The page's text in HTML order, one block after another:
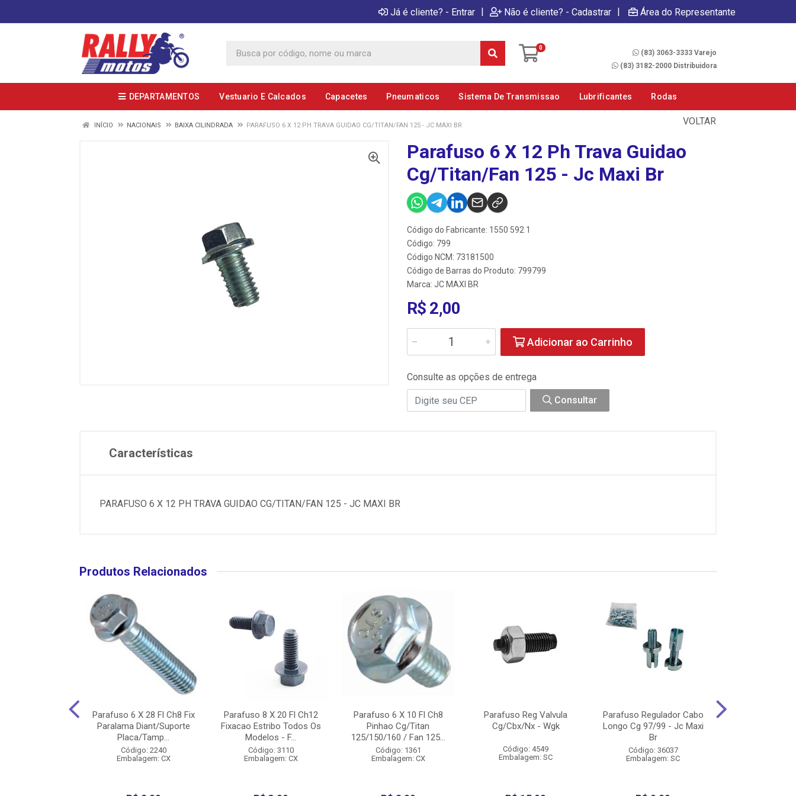
Já é cliente? - Entrar | Não é cliente? - Cadastrar | Área do Representante
0
(83) 3063-3333 Varejo
(83) 3182-2000 Distribuidora
DEPARTAMENTOS Vestuario E Calcados Capacetes Pneumaticos Sistema De Transmissao Lubrificantes Rodas
VOLTAR
INÍCIO NACIONAIS BAIXA CILINDRADA PARAFUSO 6 X 12 PH TRAVA GUIDAO CG/TITAN/FAN 125 - JC MAXI BR
Parafuso 6 X 12 Ph Trava Guidao
Cg/Titan/Fan 125 - Jc Maxi Br
Código do Fabricante: 1550 592 1
Código: 799
Código NCM: 73181500
Código de Barras do Produto: 799799
Marca: JC MAXI BR
R$ 2,00
Adicionar ao Carrinho
Consulte as opções de entrega
Consultar
Características
PARAFUSO 6 X 12 PH TRAVA GUIDAO CG/TITAN/FAN 125 - JC MAXI BR
Produtos Relacionados
Parafuso 6 X 28 Fl Ch8 Fix
Paralama Diant/Suporte
Placa/Tamp...
Código: 2240
Embalagem: CX
Parafuso 8 X 20 Fl Ch12
Fixacao Estribo Todos Os
Modelos - F...
Código: 3110
Embalagem: CX
Parafuso 6 X 10 Fl Ch8
Pinhao Cg/Titan
125/150/160 / Fan 125...
Código: 1361
Embalagem: CX
Parafuso Reg Valvula
Cg/Cbx/Nx - Wgk
Código: 4549
Embalagem: SC
Parafuso Regulador Cabo
Longo Cg 97/99 - Jc Maxi
Br
Código: 36037
Embalagem: SC